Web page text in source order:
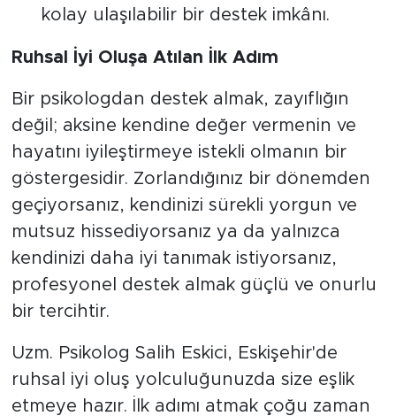
kolay ulaşılabilir bir destek imkânı.
Ruhsal İyi Oluşa Atılan İlk Adım
Bir psikologdan destek almak, zayıflığın
değil; aksine kendine değer vermenin ve
hayatını iyileştirmeye istekli olmanın bir
göstergesidir. Zorlandığınız bir dönemden
geçiyorsanız, kendinizi sürekli yorgun ve
mutsuz hissediyorsanız ya da yalnızca
kendinizi daha iyi tanımak istiyorsanız,
profesyonel destek almak güçlü ve onurlu
bir tercihtir.
Uzm. Psikolog Salih Eskici, Eskişehir'de
ruhsal iyi oluş yolculuğunuzda size eşlik
etmeye hazır. İlk adımı atmak çoğu zaman